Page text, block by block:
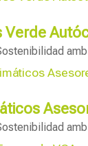
Verde